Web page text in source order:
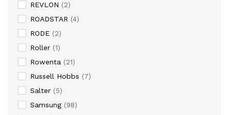
REVLON (2)
ROADSTAR (4)
RODE (2)
Roller (1)
Rowenta (21)
Russell Hobbs (7)
Salter (5)
Samsung (98)